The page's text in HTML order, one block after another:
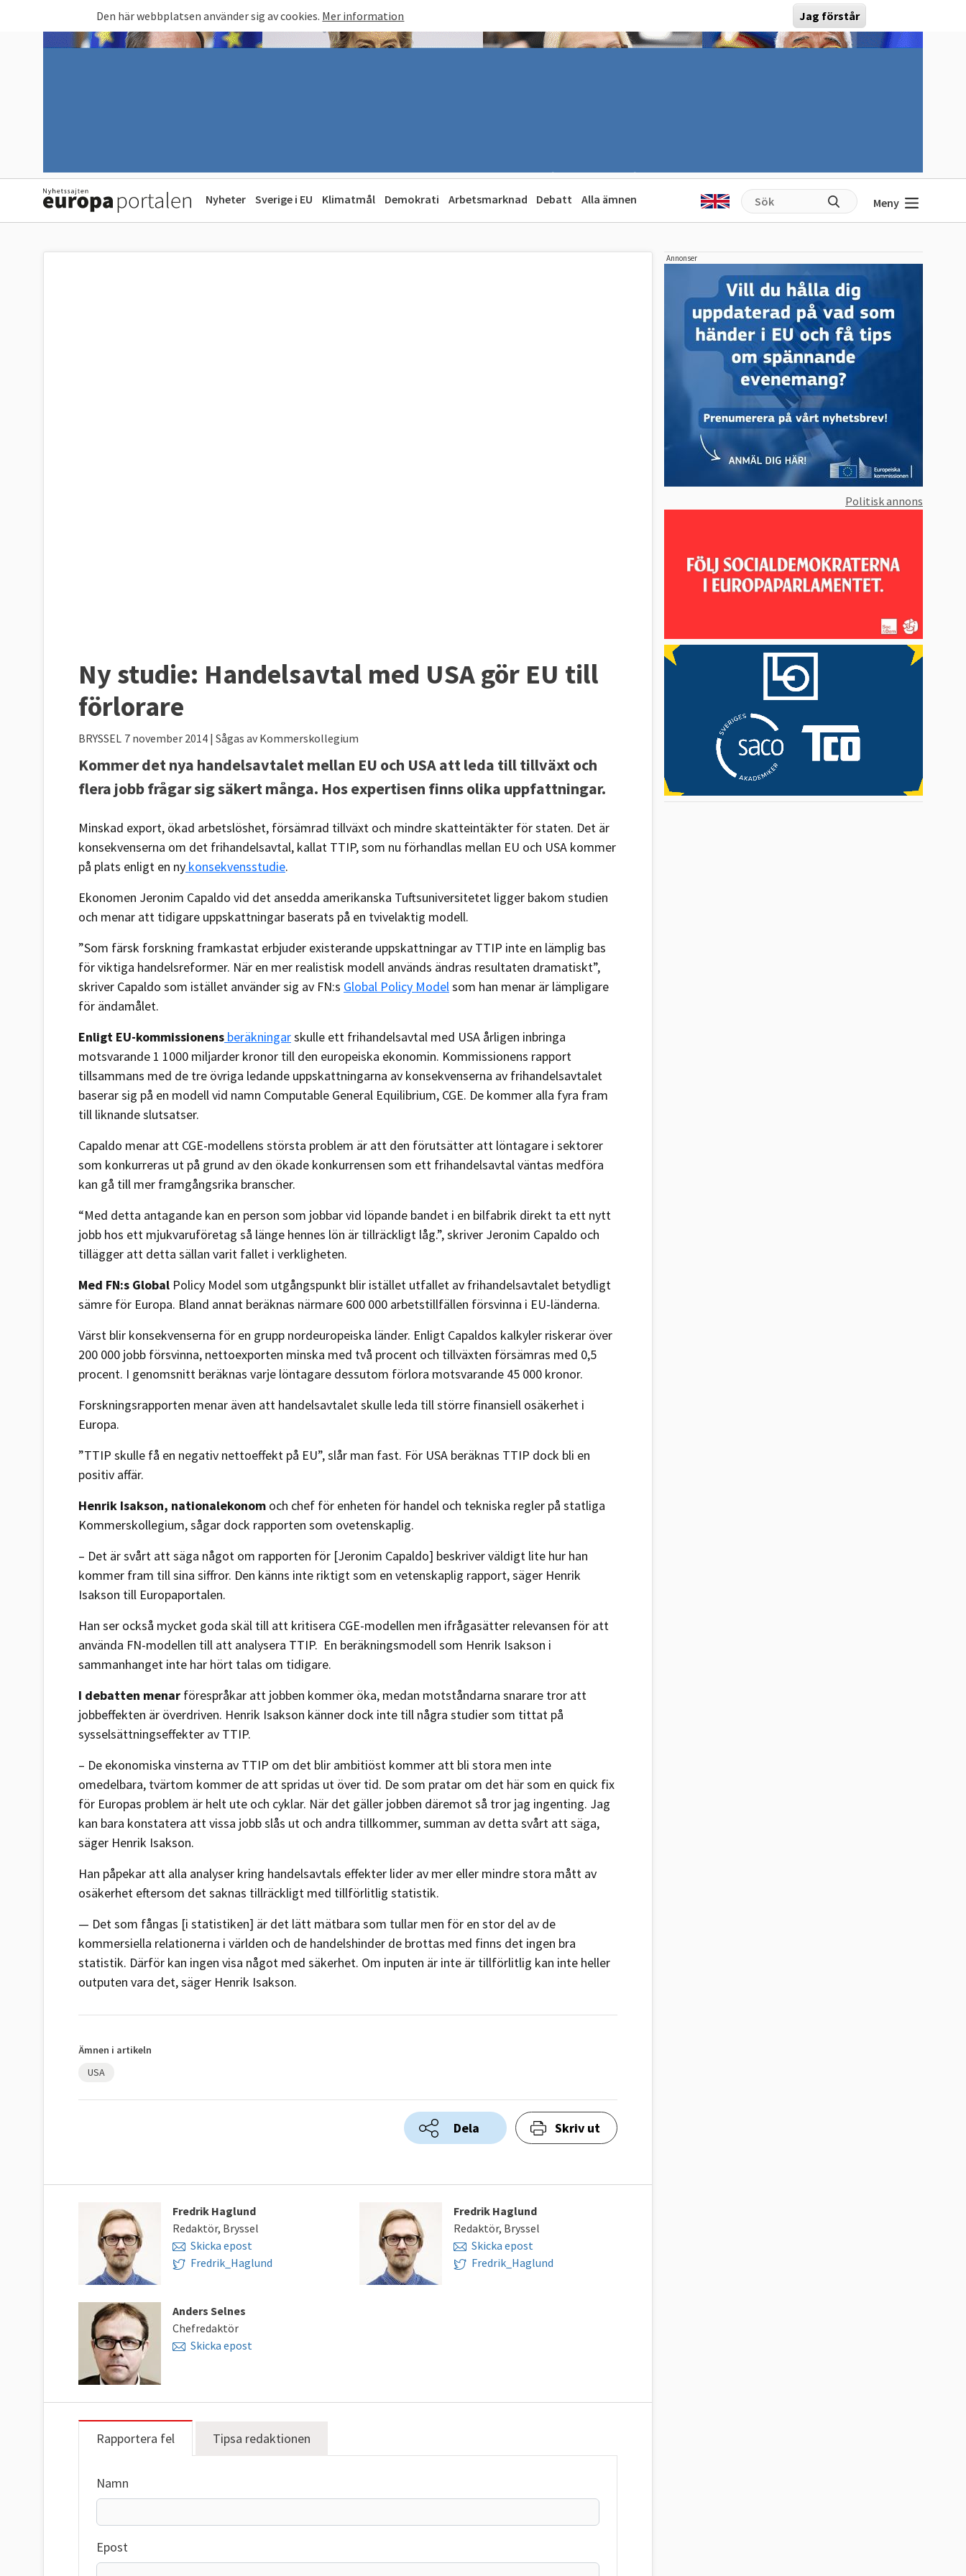
Den här webbplatsen använder sig av cookies. Mer information Jag förstår
Nyheter Sverige i EU Klimatmål Demokrati Arbetsmarknad Debatt Alla ämnen Meny
Ny studie: Handelsavtal med USA gör EU till
förlorare
BRYSSEL 7 november 2014 | Sågas av Kommerskollegium
Kommer det nya handelsavtalet mellan EU och USA att leda till tillväxt och
flera jobb frågar sig säkert många. Hos expertisen finns olika uppfattningar.
Minskad export, ökad arbetslöshet, försämrad tillväxt och mindre skatteintäkter för staten. Det är
konsekvenserna om det frihandelsavtal, kallat TTIP, som nu förhandlas mellan EU och USA kommer
på plats enligt en ny konsekvensstudie.
Ekonomen Jeronim Capaldo vid det ansedda amerikanska Tuftsuniversitetet ligger bakom studien
och menar att tidigare uppskattningar baserats på en tvivelaktig modell.
”Som färsk forskning framkastat erbjuder existerande uppskattningar av TTIP inte en lämplig bas
för viktiga handelsreformer. När en mer realistisk modell används ändras resultaten dramatiskt”,
skriver Capaldo som istället använder sig av FN:s Global Policy Modelsom han menar är lämpligare
för ändamålet.
Enligt EU-kommissionens beräkningarskulle ett frihandelsavtal med USA årligen inbringa
motsvarande 1 1000 miljarder kronor till den europeiska ekonomin. Kommissionens rapport
tillsammans med de tre övriga ledande uppskattningarna av konsekvenserna av frihandelsavtalet
baserar sig på en modell vid namn Computable General Equilibrium, CGE. De kommer alla fyra fram
till liknande slutsatser.
Capaldo menar att CGE-modellens största problem är att den förutsätter att löntagare i sektorer
som konkurreras ut på grund av den ökade konkurrensen som ett frihandelsavtal väntas medföra
kan gå till mer framgångsrika branscher.
“Med detta antagande kan en person som jobbar vid löpande bandet i en bilfabrik direkt ta ett nytt
jobb hos ett mjukvaruföretag så länge hennes lön är tillräckligt låg.”, skriver Jeronim Capaldo och
tillägger att detta sällan varit fallet i verkligheten.
Med FN:s Global Policy Model som utgångspunkt blir istället utfallet av frihandelsavtalet betydligt
sämre för Europa. Bland annat beräknas närmare 600 000 arbetstillfällen försvinna i EU-länderna.
Värst blir konsekvenserna för en grupp nordeuropeiska länder. Enligt Capaldos kalkyler riskerar över
200 000 jobb försvinna, nettoexporten minska med två procent och tillväxten försämras med 0,5
procent. I genomsnitt beräknas varje löntagare dessutom förlora motsvarande 45 000 kronor.
Forskningsrapporten menar även att handelsavtalet skulle leda till större finansiell osäkerhet i
Europa.
”TTIP skulle få en negativ nettoeffekt på EU”, slår man fast. För USA beräknas TTIP dock bli en
positiv affär.
Henrik Isakson, nationalekonom och chef för enheten för handel och tekniska regler på statliga
Kommerskollegium, sågar dock rapporten som ovetenskaplig.
– Det är svårt att säga något om rapporten för [Jeronim Capaldo] beskriver väldigt lite hur han
kommer fram till sina siffror. Den känns inte riktigt som en vetenskaplig rapport, säger Henrik
Isakson till Europaportalen.
Han ser också mycket goda skäl till att kritisera CGE-modellen men ifrågasätter relevansen för att
använda FN-modellen till att analysera TTIP. En beräkningsmodell som Henrik Isakson i
sammanhanget inte har hört talas om tidigare.
I debatten menar förespråkar att jobben kommer öka, medan motståndarna snarare tror att
jobbeffekten är överdriven. Henrik Isakson känner dock inte till några studier som tittat på
sysselsättningseffekter av TTIP.
– De ekonomiska vinsterna av TTIP om det blir ambitiöst kommer att bli stora men inte
omedelbara, tvärtom kommer de att spridas ut över tid. De som pratar om det här som en quick fix
för Europas problem är helt ute och cyklar. När det gäller jobben däremot så tror jag ingenting. Jag
kan bara konstatera att vissa jobb slås ut och andra tillkommer, summan av detta svårt att säga,
säger Henrik Isakson.
Han påpekar att alla analyser kring handelsavtals effekter lider av mer eller mindre stora mått av
osäkerhet eftersom det saknas tillräckligt med tillförlitlig statistik.
— Det som fångas [i statistiken] är det lätt mätbara som tullar men för en stor del av de
kommersiella relationerna i världen och de handelshinder de brottas med finns det ingen bra
statistik. Därför kan ingen visa något med säkerhet. Om inputen är inte är tillförlitlig kan inte heller
outputen vara det, säger Henrik Isakson.
Ämnen i artikeln
USA
Dela Skriv ut
Fredrik Haglund
Redaktör, Bryssel
Skicka epost
Fredrik_Haglund
Fredrik Haglund
Redaktör, Bryssel
Skicka epost
Fredrik_Haglund
Anders Selnes
Chefredaktör
Skicka epost
Rapportera fel Tipsa redaktionen
Namn
Epost
Annonser
Politisk annons